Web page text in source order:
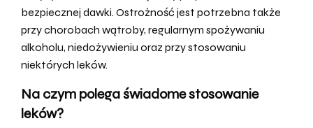
bezpiecznej dawki. Ostrożność jest potrzebna także
przy chorobach wątroby, regularnym spożywaniu
alkoholu, niedożywieniu oraz przy stosowaniu
niektórych leków.
Na czym polega świadome stosowanie
leków?